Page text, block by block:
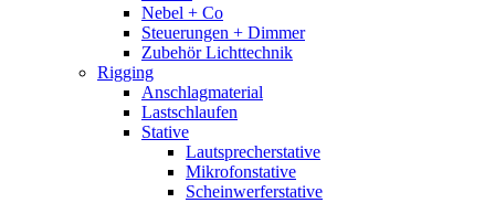
Nebel + Co
Steuerungen + Dimmer
Zubehör Lichttechnik
Rigging
Anschlagmaterial
Lastschlaufen
Stative
Lautsprecherstative
Mikrofonstative
Scheinwerferstative